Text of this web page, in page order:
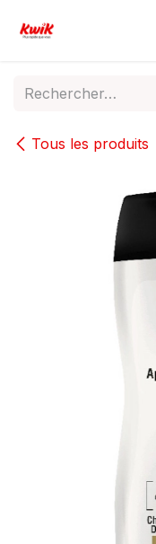
Tous les produits